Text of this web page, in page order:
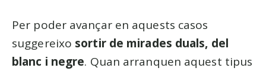
Per poder avançar en aquests casos
suggereixo sortir de mirades duals, del
blanc i negre. Quan arranquen aquest tipus